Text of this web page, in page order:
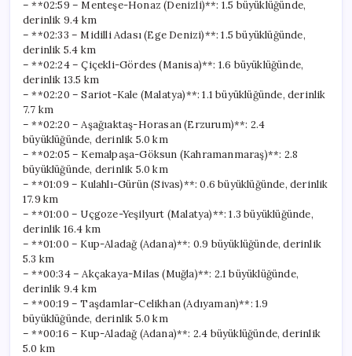
– **02:59 – Menteşe-Honaz (Denizli)**: 1.5 büyüklüğünde,
derinlik 9.4 km
– **02:33 – Midilli Adası (Ege Denizi)**: 1.5 büyüklüğünde,
derinlik 5.4 km
– **02:24 – Çiçekli-Gördes (Manisa)**: 1.6 büyüklüğünde,
derinlik 13.5 km
– **02:20 – Sariot-Kale (Malatya)**: 1.1 büyüklüğünde, derinlik
7.7 km
– **02:20 – Aşağıaktaş-Horasan (Erzurum)**: 2.4
büyüklüğünde, derinlik 5.0 km
– **02:05 – Kemalpaşa-Göksun (Kahramanmaraş)**: 2.8
büyüklüğünde, derinlik 5.0 km
– **01:09 – Kulahlı-Gürün (Sivas)**: 0.6 büyüklüğünde, derinlik
17.9 km
– **01:00 – Uçgoze-Yeşilyurt (Malatya)**: 1.3 büyüklüğünde,
derinlik 16.4 km
– **01:00 – Kup-Aladağ (Adana)**: 0.9 büyüklüğünde, derinlik
5.3 km
– **00:34 – Akçakaya-Milas (Muğla)**: 2.1 büyüklüğünde,
derinlik 9.4 km
– **00:19 – Taşdamlar-Celikhan (Adıyaman)**: 1.9
büyüklüğünde, derinlik 5.0 km
– **00:16 – Kup-Aladağ (Adana)**: 2.4 büyüklüğünde, derinlik
5.0 km